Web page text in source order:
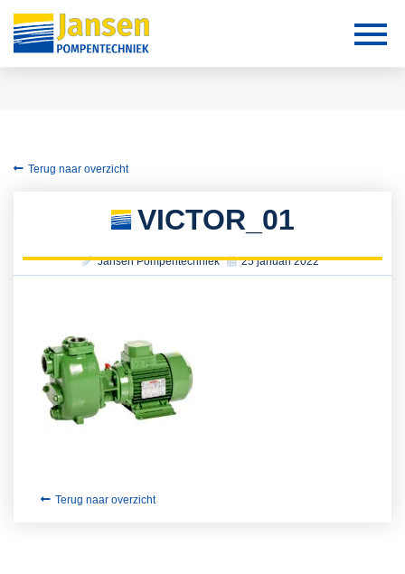
Terug naar overzicht
VICTOR_01
Jansen Pompentechniek 25 januari 2022
Terug naar overzicht